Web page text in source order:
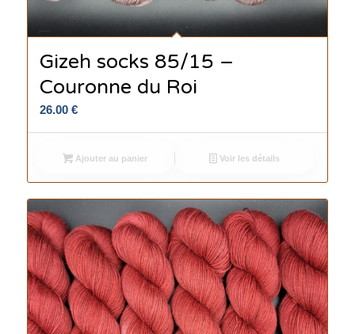
Gizeh socks 85/15 –
Couronne du Roi
26.00 €
Ajouter au panier Voir les détails